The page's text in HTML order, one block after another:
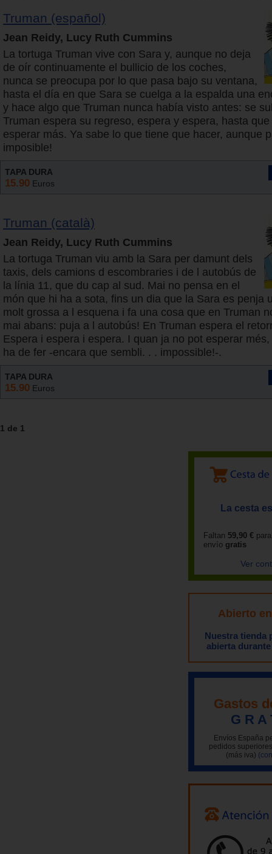
Truman (español)
Jean Reidy, Lucy Ruth Cummins
La tortuga Truman vive con Sara y, aunque no deja
de oír continuamente el bullicio de los coches,
nunca se preocupa por lo que pasa bajo su ventana,
hasta el día en que Sara se cuelga a la espalda una
y hace algo que Truman nunca había visto antes: se
Truman espera su regreso, espera y espera, hasta
esperar más. Ya sabe lo que tiene que hacer, aunque
imposible!
TAPA DURA
15.90 Euros
Truman (català)
Jean Reidy, Lucy Ruth Cummins
La tortuga Truman viu amb la Sara per damunt dels
taxis, dels camions d escombraries i de l autobús de
la línia 11, que du cap al sud. Mai no pensa en el
món que hi ha a sota, fins un dia que la Sara es penja
molt grossa a l esquena i fa una cosa que en Truman
mai abans: puja a l autobús! En Truman espera el
Espera i espera i espera. I quan ja no pot esperar
ha de fer -encara que sembli. . . impossible!-.
TAPA DURA
15.90 Euros
1 de 1
La cesta
Faltan 59,90 €
envío gratis
Ver
Abierto
Nuestra tienda
abierta
Gastos
G R A
Envíos España
pedidos
(más iva)